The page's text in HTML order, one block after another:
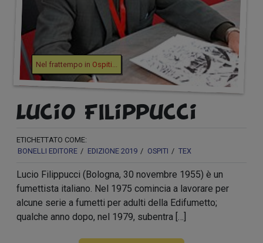
Nel frattempo in Ospiti...
Lucio FIlippucci
ETICHETTATO COME:
BONELLI EDITORE
EDIZIONE 2019 OSPITI TEX
Lucio Filippucci (Bologna, 30 novembre 1955) è un
fumettista italiano. Nel 1975 comincia a lavorare per
alcune serie a fumetti per adulti della Edifumetto;
qualche anno dopo, nel 1979, subentra […]